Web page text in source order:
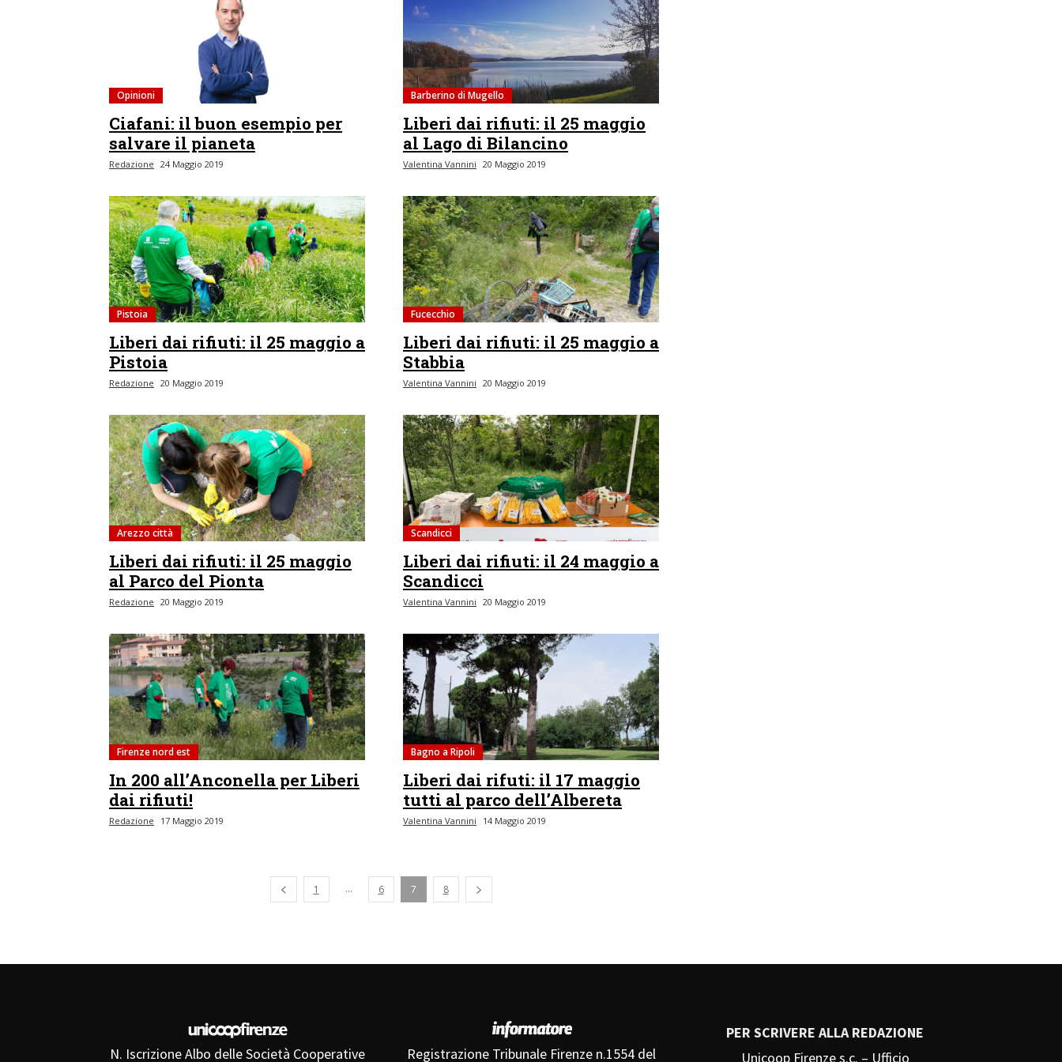
Opinioni
Ciafani: il buon esempio per
salvare il pianeta
Redazione 24 Maggio 2019
Barberino di Mugello
Liberi dai rifiuti: il 25 maggio
al Lago di Bilancino
Valentina Vannini 20 Maggio 2019
Pistoia
Liberi dai rifiuti: il 25 maggio a
Pistoia
Redazione 20 Maggio 2019
Fucecchio
Liberi dai rifiuti: il 25 maggio a
Stabbia
Valentina Vannini 20 Maggio 2019
Arezzo città
Liberi dai rifiuti: il 25 maggio
al Parco del Pionta
Redazione 20 Maggio 2019
Scandicci
Liberi dai rifiuti: il 24 maggio a
Scandicci
Valentina Vannini 20 Maggio 2019
Firenze nord est
In 200 all’Anconella per Liberi
dai rifiuti!
Redazione 17 Maggio 2019
Bagno a Ripoli
Liberi dai rifuti: il 17 maggio
tutti al parco dell’Albereta
Valentina Vannini 14 Maggio 2019
Pagina precedente
1 ... 6 7 8
N. Iscrizione Albo delle Società Cooperative Registrazione Tribunale Firenze n.1554 del
PER SCRIVERE ALLA REDAZIONE
Unicoop Firenze s.c. – Ufficio